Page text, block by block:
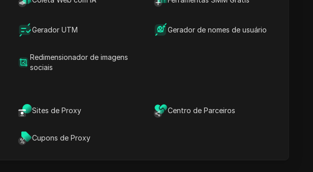
Gerador UTM Gerador de nomes de usuário
Redimensionador de imagens
sociais
Sites de Proxy Centro de Parceiros
Cupons de Proxy
com a intenção de usá-las
ser estabelecidas
de segurança.
manipulação de métricas ou
de contas. Essas contas
ou vendidas em massa para
artificialmente o número de
Insights essenciais
de múltiplas contas segura e